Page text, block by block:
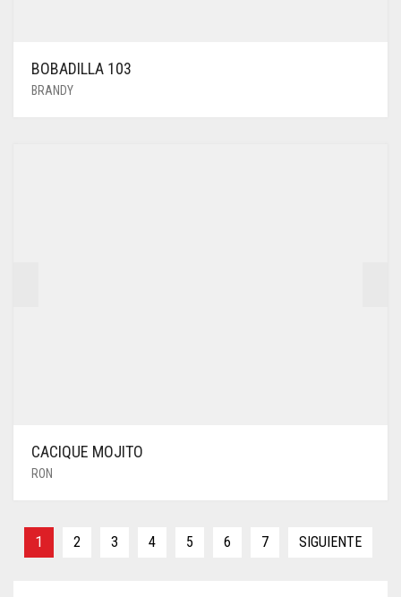
BOBADILLA 103
BRANDY
CACIQUE MOJITO
RON
1 2 3 4 5 6 7 SIGUIENTE